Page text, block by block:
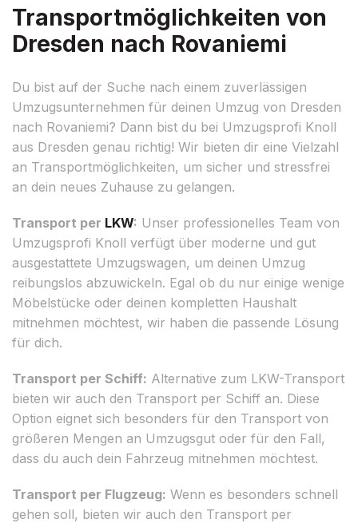
Transportmöglichkeiten von
Dresden nach Rovaniemi
Du bist auf der Suche nach einem zuverlässigen
Umzugsunternehmen für deinen Umzug von Dresden
nach Rovaniemi? Dann bist du bei Umzugsprofi Knoll
aus Dresden genau richtig! Wir bieten dir eine Vielzahl
an Transportmöglichkeiten, um sicher und stressfrei
an dein neues Zuhause zu gelangen.
Transport per LKW: Unser professionelles Team von
Umzugsprofi Knoll verfügt über moderne und gut
ausgestattete Umzugswagen, um deinen Umzug
reibungslos abzuwickeln. Egal ob du nur einige wenige
Möbelstücke oder deinen kompletten Haushalt
mitnehmen möchtest, wir haben die passende Lösung
für dich.
Transport per Schiff: Alternative zum LKW-Transport
bieten wir auch den Transport per Schiff an. Diese
Option eignet sich besonders für den Transport von
größeren Mengen an Umzugsgut oder für den Fall,
dass du auch dein Fahrzeug mitnehmen möchtest.
Transport per Flugzeug: Wenn es besonders schnell
gehen soll, bieten wir auch den Transport per